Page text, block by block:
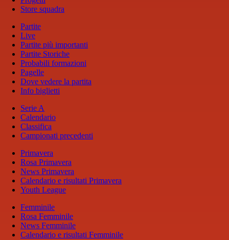
Store squadra
Partite
Live
Partite più importanti
Partite Storiche
Probabili formazioni
Pagelle
Dove vedere la partita
Info biglietti
Serie A
Calendario
Classifica
Campionati precedenti
Primavera
Rosa Primavera
News Primavera
Calendario e risultati Primavera
Youth League
Femminile
Rosa Femminile
News Femminile
Calendario e risultati Femminile